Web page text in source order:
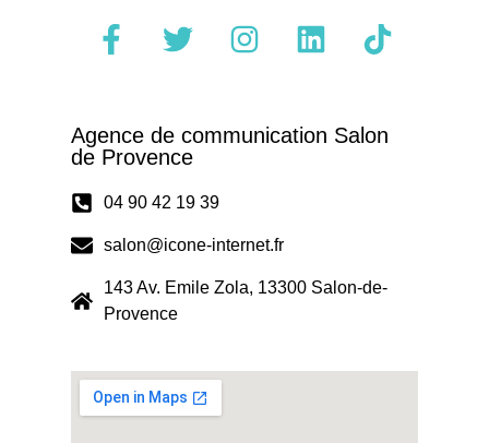
Agence de communication Salon
de Provence
04 90 42 19 39
salon@icone-internet.fr
143 Av. Emile Zola, 13300 Salon-de-
Provence